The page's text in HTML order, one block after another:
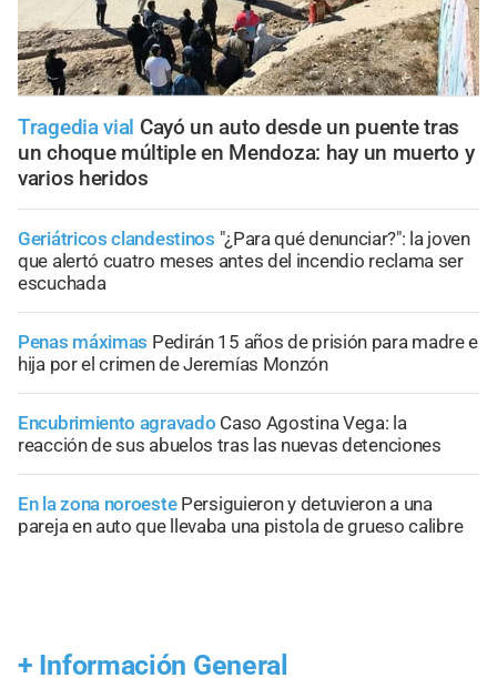
Tragedia vial Cayó un auto desde un puente tras
un choque múltiple en Mendoza: hay un muerto y
varios heridos
Geriátricos clandestinos "¿Para qué denunciar?": la joven
que alertó cuatro meses antes del incendio reclama ser
escuchada
Penas máximas Pedirán 15 años de prisión para madre e
hija por el crimen de Jeremías Monzón
Encubrimiento agravado Caso Agostina Vega: la
reacción de sus abuelos tras las nuevas detenciones
En la zona noroeste Persiguieron y detuvieron a una
pareja en auto que llevaba una pistola de grueso calibre
+ Información General